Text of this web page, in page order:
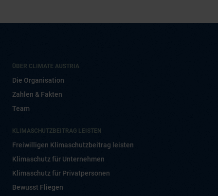
ÜBER CLIMATE AUSTRIA
Die Organisation
Zahlen & Fakten
Team
KLIMASCHUTZBEITRAG LEISTEN
Freiwilligen Klimaschutzbeitrag leisten
Klimaschutz für Unternehmen
Klimaschutz für Privatpersonen
Bewusst Fliegen